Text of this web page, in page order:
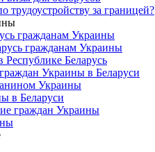
трудоустройству за границей?
гражданам Украины
гражданам Украины
Республике Беларусь
Украины в Беларуси
Украины
в Беларуси
граждан Украины